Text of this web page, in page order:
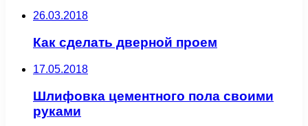
26.03.2018
Как сделать дверной проем
17.05.2018
Шлифовка цементного пола своими
руками